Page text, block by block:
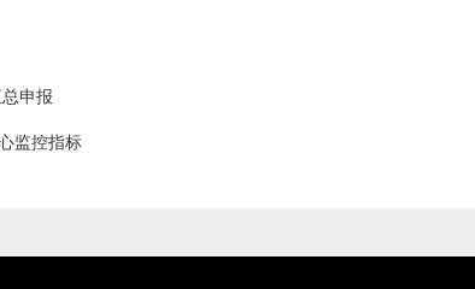
申报
监控指标